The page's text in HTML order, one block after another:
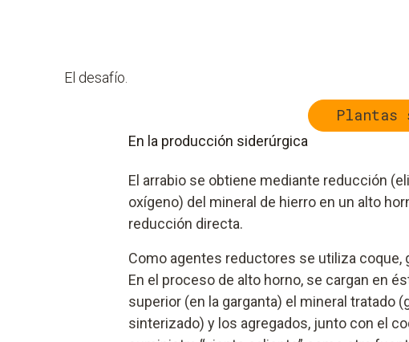
El desafío.
Plantas
En la producción siderúrgica
El arrabio se obtiene mediante reducción
oxígeno) del mineral de hierro en un alto
reducción directa.
Como agentes reductores se utiliza coque,
En el proceso de alto horno, se cargan en
superior (en la garganta) el mineral tratado
sinterizado) y los agregados, junto con el